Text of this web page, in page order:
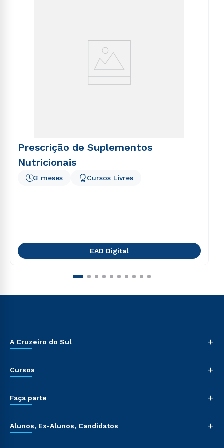
Prescrição de Suplementos
Nutricionais
3 meses Cursos Livres
EAD Digital
A Cruzeiro do Sul +
Cursos +
Faça parte +
Alunos, Ex-Alunos, Candidatos +